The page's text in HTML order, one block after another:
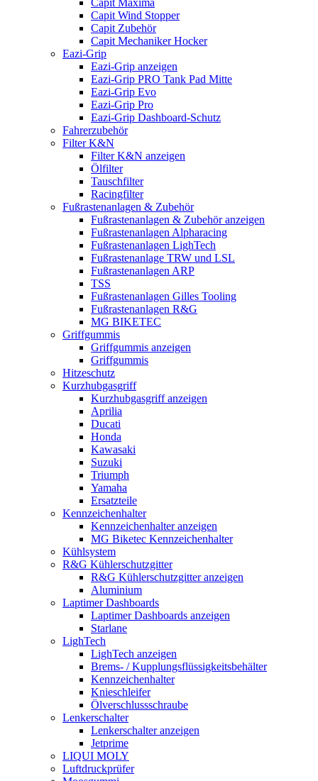
Capit Maxima
Capit Wind Stopper
Capit Zubehör
Capit Mechaniker Hocker
Eazi-Grip
Eazi-Grip anzeigen
Eazi-Grip PRO Tank Pad Mitte
Eazi-Grip Evo
Eazi-Grip Pro
Eazi-Grip Dashboard-Schutz
Fahrerzubehör
Filter K&N
Filter K&N anzeigen
Ölfilter
Tauschfilter
Racingfilter
Fußrastenanlagen & Zubehör
Fußrastenanlagen & Zubehör anzeigen
Fußrastenanlagen Alpharacing
Fußrastenanlagen LighTech
Fußrastenanlage TRW und LSL
Fußrastenanlagen ARP
TSS
Fußrastenanlagen Gilles Tooling
Fußrastenanlagen R&G
MG BIKETEC
Griffgummis
Griffgummis anzeigen
Griffgummis
Hitzeschutz
Kurzhubgasgriff
Kurzhubgasgriff anzeigen
Aprilia
Ducati
Honda
Kawasaki
Suzuki
Triumph
Yamaha
Ersatzteile
Kennzeichenhalter
Kennzeichenhalter anzeigen
MG Biketec Kennzeichenhalter
Kühlsystem
R&G Kühlerschutzgitter
R&G Kühlerschutzgitter anzeigen
Aluminium
Laptimer Dashboards
Laptimer Dashboards anzeigen
Starlane
LighTech
LighTech anzeigen
Brems- / Kupplungsflüssigkeitsbehälter
Kennzeichenhalter
Knieschleifer
Ölverschlussschraube
Lenkerschalter
Lenkerschalter anzeigen
Jetprime
LIQUI MOLY
Luftdruckprüfer